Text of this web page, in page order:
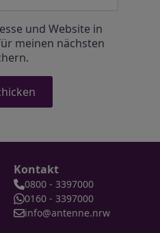
und Website in
meinen nächsten
Kontakt
0800 - 3397000
0160 - 3397000
info@antenne.nrw